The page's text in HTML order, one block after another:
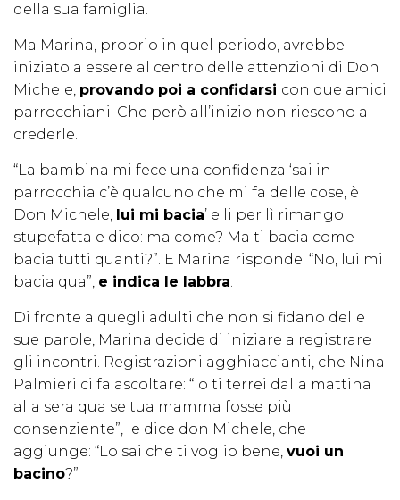
della sua famiglia.
Ma Marina, proprio in quel periodo, avrebbe
iniziato a essere al centro delle attenzioni di Don
Michele, provando poi a confidarsi con due amici
parrocchiani. Che però all’inizio non riescono a
crederle.
“La bambina mi fece una confidenza ‘sai in
parrocchia c’è qualcuno che mi fa delle cose, è
Don Michele, lui mi bacia’ e li per lì rimango
stupefatta e dico: ma come? Ma ti bacia come
bacia tutti quanti?”. E Marina risponde: “No, lui mi
bacia qua”, e indica le labbra.
Di fronte a quegli adulti che non si fidano delle
sue parole, Marina decide di iniziare a registrare
gli incontri. Registrazioni agghiaccianti, che Nina
Palmieri ci fa ascoltare: “Io ti terrei dalla mattina
alla sera qua se tua mamma fosse più
consenziente”, le dice don Michele, che
aggiunge: “Lo sai che ti voglio bene, vuoi un
bacino?”